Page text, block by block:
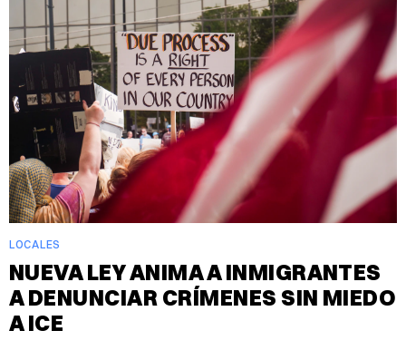
LOCALES
NUEVA LEY ANIMA A INMIGRANTES
A DENUNCIAR CRÍMENES SIN MIEDO
A ICE